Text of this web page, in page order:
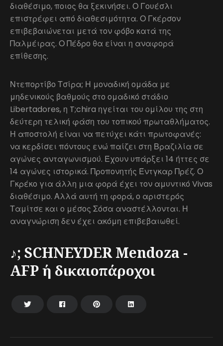
διαθέσιμο, ποιος θα ξεκινήσει. Ο Γουέσλι
επιστρέφει από διαθεσιμότητα. Ο Γκέρσον
επιβεβαιώνεται μετά τον φόβο κατά της
Παλμέιρας. Ο Πέδρο θα είναι η αναφορά
επίθεσης.
Ντεπορτίβο Τσίρα; Η μοναδική ομάδα με
μηδενικούς βαθμούς στο ομαδικό στάδιο
Libertadores, η T;chira ηγείται του ομίλου της στη
δεύτερη τελική φάση του τοπικού πρωταθλήματος.
Η αποστολή είναι να πετύχει κάτι πρωτοφανές:
να κερδίσει πόντους ενώ παίζει στη Βραζιλία σε
αγώνες ανταγωνισμού. Έχουν υπάρξει 14 ήττες σε
14 αγώνες ιστορικά. Προπονητής Έντγκαρ Πρέζ. Ο
Γκρέκο για άλλη μια φορά έχει τον αμυντικό Vivas
διαθέσιμο. Αλλά αυτή τη φορά, ο αριστερός
Ταμίτσε και ο μέσος Σόσα αναστέλλονται. Η
αναγνώριση δεν έχει ακόμη επιβεβαιωθεί.
♪; SCHNEYDER Mendoza -
AFP ή δικαιοπάροχοι